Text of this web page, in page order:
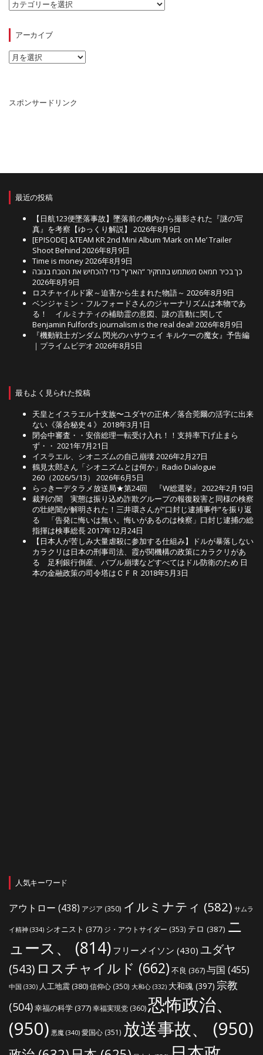
カ
テ
ー
アーカイブ
ア
ー
ブ
スポンサードリンク
最近の投稿
【日航123便墜落事故】墜落前の機内から撮影された『謎の写
真』を考察【ゆっくり解説】
2026年8月9日
[EPISODE] &TEAM KR 2nd Mini Album ‘Mark on Me’ Trailer
Shoot Behind 2026年8月9日
Time is money2026年8月9日
כך בכיר חמאס משתמש בתחקיר “הארץ” כדי להכחיש את הטבח בנובה
2026年8月9日
ロスチャイルド家～迫害から生まれた物語～ 2026年8月9日
ベンジャミン・フルフォードさんのジャーナリズムは本物であ
る！ イルミナティの補助霊の意図、謎の言動に関して
Benjamin Fulford’s journalism is the real deal! 2026年8月9日
『機動戦士ガンダム 閃光のハサウェイ キルケーの魔女』予告編
｜プライムビデオ 2026年8月5日
最もよく見られた投稿
天皇とイスラエル十支族〜ユダヤの正体／落合莞爾の活字に出来
ない《落合秘史４》 2018年3月1日
閉会中審査・・安倍総理一転受け入れ！！支持率下げ止まら
ず・・ 2021年7月21日
イスラエル、シオニズムの自己崩壊2026年2月27日
鶴見太郎さん「シオニズムとは何か」Radio Dialogue
260（2026/5/13）
2026年6月5日
らっきーデタラメ放送局★第24回 『W総選挙』
2022年2月19日
裁判の闇 実態は振り込め詐欺グループの報復殺害と同様の検察
の壮絶闇が解明された！三井環さんが”口封じ逮捕事件”を振り返
る 「告発に悔いは無い。悔いがあるのは検察」口封じ逮捕の総
指揮は検事総長2017年12月24日
【日本人が苦しみ大量虐殺に参加する仕組み】ドルが暴落しない
カラクリは日本の刑事司法、霞が関機構の政策にカラクリがあ
る 足利銀行倒産、バブル崩壊などすべてはドル防衛のため 日
本の金融政策の司令塔はＣＦＲ 2018年5月3日
人気キーワード
アウトロー (438) アジア (350) イルミナティ (582) サムラ
イ精神 (334) シオニスト (377) ジ・アウトサイダー (353) テロ (387) ニ
ュース、
(814) フリーメイソン (430) ユダヤ
(543) ロスチャイルド (662) 不良 (367)与国 (455)
中国 (330) 人工地震(380)信仰心 (350) 大和心 (332) 大和魂 (397) 宗教
(504)幸福の科学(377)幸福実現党 (360)恐怖政治、
(950) 悪魔 (340) 愛国心 (351) 放送事故、 (950)